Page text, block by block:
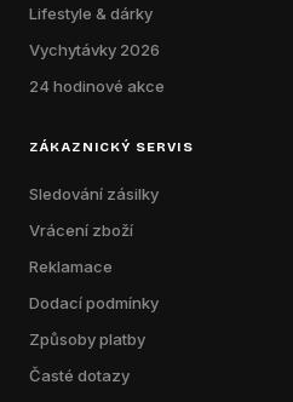
Lifestyle & dárky
Vychytávky 2026
24 hodinové akce
ZÁKAZNICKÝ SERVIS
Sledování zásilky
Vrácení zboží
Reklamace
Dodací podmínky
Způsoby platby
Časté dotazy